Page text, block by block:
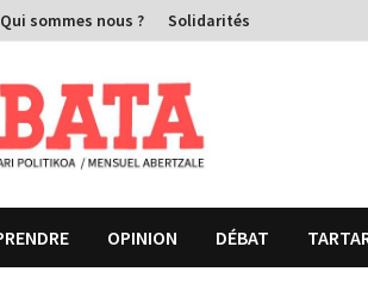
Qui sommes nous ? Solidarités
OPINION DÉBAT